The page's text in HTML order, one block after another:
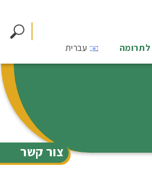
צור קשר
לתרומה עברית